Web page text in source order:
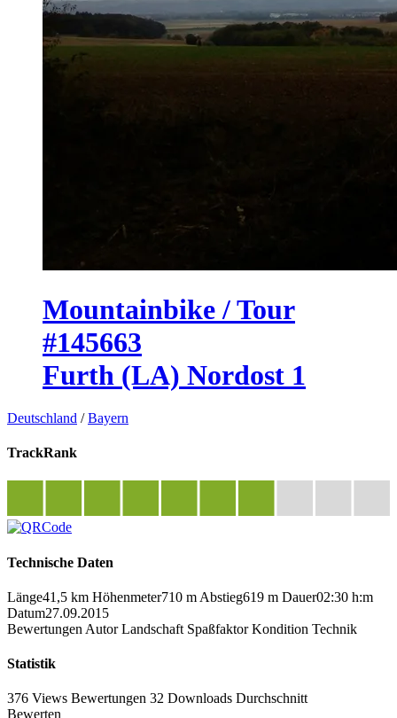
Mountainbike / Tour
#145663
Furth (LA) Nordost 1
Deutschland /Bayern
TrackRank
Technische Daten
Länge41,5 km Höhenmeter710 m Abstieg619 m Dauer02:30 h:m
Datum27.09.2015
Bewertungen Autor Landschaft Spaßfaktor Kondition Technik
Statistik
376 Views Bewertungen 32 Downloads Durchschnitt
Bewerten